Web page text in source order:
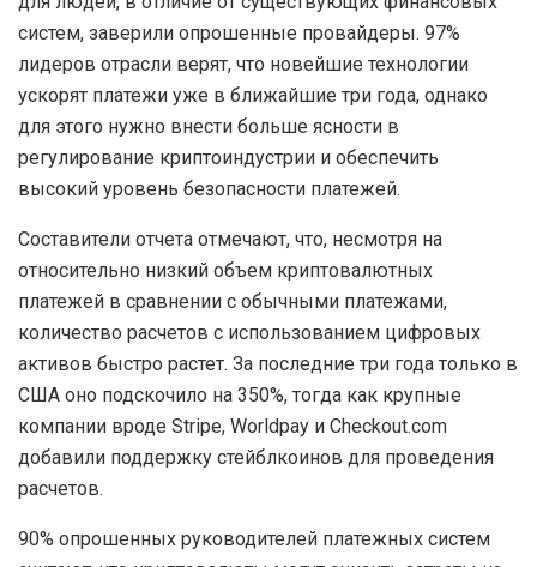
систем, заверили опрошенные провайдеры. 97%
лидеров отрасли верят, что новейшие технологии
ускорят платежи уже в ближайшие три года, однако
для этого нужно внести больше ясности в
регулирование криптоиндустрии и обеспечить
высокий уровень безопасности платежей.
Составители отчета отмечают, что, несмотря на
относительно низкий объем криптовалютных
платежей в сравнении с обычными платежами,
количество расчетов с использованием цифровых
активов быстро растет. За последние три года только в
США оно подскочило на 350%, тогда как крупные
компании вроде Stripe, Worldpay и Checkout.com
добавили поддержку стейблкоинов для проведения
расчетов.
90% опрошенных руководителей платежных систем